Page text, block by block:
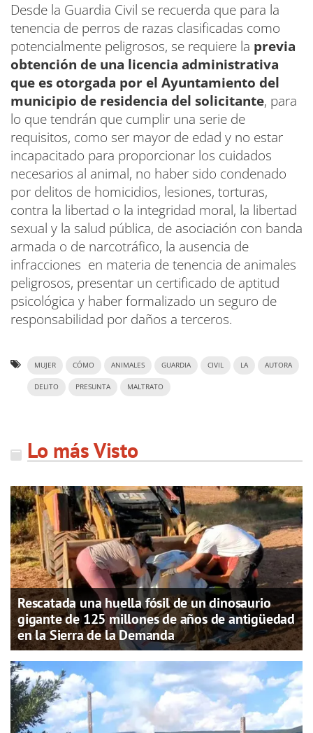
Desde la Guardia Civil se recuerda que para la
tenencia de perros de razas clasificadas como
potencialmente peligrosos, se requiere la previa
obtención de una licencia administrativa
que es otorgada por el Ayuntamiento del
municipio de residencia del solicitante, para
lo que tendrán que cumplir una serie de
requisitos, como ser mayor de edad y no estar
incapacitado para proporcionar los cuidados
necesarios al animal, no haber sido condenado
por delitos de homicidios, lesiones, torturas,
contra la libertad o la integridad moral, la libertad
sexual y la salud pública, de asociación con banda
armada o de narcotráfico, la ausencia de
infracciones en materia de tenencia de animales
peligrosos, presentar un certificado de aptitud
psicológica y haber formalizado un seguro de
responsabilidad por daños a terceros.
MUJER CÓMO ANIMALES GUARDIA CIVIL LA AUTORA
DELITO PRESUNTA MALTRATO
Lo más Visto
Rescatada una huella fósil de un dinosaurio
gigante de 125 millones de años de antigüedad
en la Sierra de la Demanda